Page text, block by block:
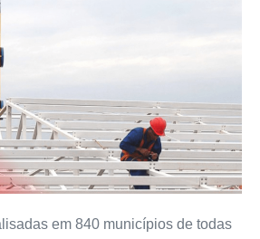
em 840 municípios de todas